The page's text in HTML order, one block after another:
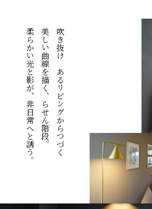
吹き抜けのあるリビングからつづく
美しい曲線を描く、らせん階段。
柔らかい光と影が、非日常へと誘う。